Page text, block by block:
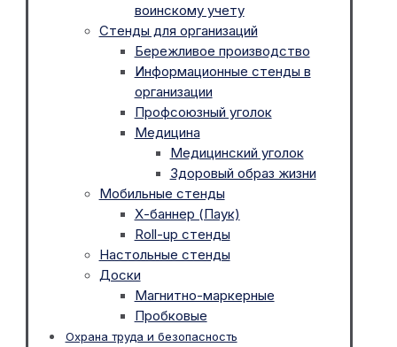
воинскому учету
Стенды для организаций
Бережливое производство
Информационные стенды в
организации
Профсоюзный уголок
Медицина
Медицинский уголок
Здоровый образ жизни
Мобильные стенды
Х-баннер (Паук)
Roll-up стенды
Настольные стенды
Доски
Магнитно-маркерные
Пробковые
Охрана труда и безопасность